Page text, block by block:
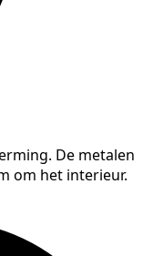
De metalen
om het interieur.